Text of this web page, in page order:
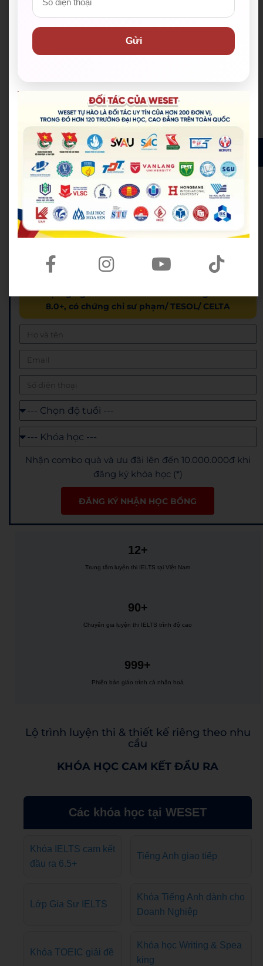
tập nhanh chóng, hiệu quả.
Số giờ học cao nhất thị trường, đến 72 giờ/khoá.
Hoạt động ngoại khóa đa dạng:Giúphọc viên
thực hành tiếng Anh trong môi trường thực tế,
phát triển toàn diện.
ĐĂNG KÝ ĐỂ NHẬN ĐƯỢC HỌC BỔNG MIỄN PHÍ
✅ Hơn 200 đơn vị đối tác đồng hành, trong đó hơn
120 trường Đại học & Cao đẳng đã ký kết tại TP.HCM
và cả nước
Hỗ trợ lệ phí thi lên đến 100%
8.0+, có chứng chỉ sư phạm/ TESOL/ CELTA
Nhận combo quà và ưu đãi lên đến 10.000.000đ khi
đăng ký khóa học (*)
ĐĂNG KÝ NHẬN HỌC BỔNG
12+
Trung tâm luyện thi IELTS tại Việt Nam
90+
Chuyên gia luyện thi IELTS trình độ cao
999+
Phiên bản giáo trình cá nhân hoá
Lộ trình luyện thi & thiết kế riêng theo nhu
cầu
KHÓA HỌC CAM KẾT ĐẦU RA
Các khóa học tại WESET
Khóa IELTS cam kết
đầu ra 6.5+
Tiếng Anh giao tiếp
Lớp Gia Sư IELTS
Khóa Tiếng Anh dành cho
Doanh Nghiệp
Khóa TOEIC giải đề
Khóa học Writing & Spea
king
Gửi